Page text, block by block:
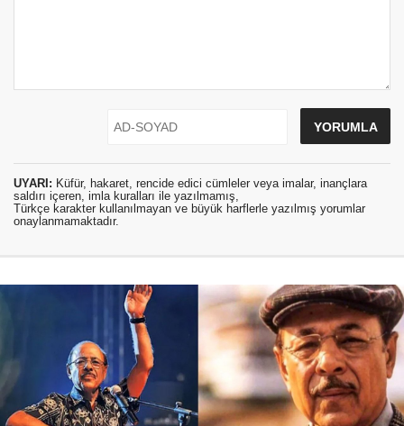
UYARI: Küfür, hakaret, rencide edici cümleler veya imalar, inançlara
saldırı içeren, imla kuralları ile yazılmamış,
Türkçe karakter kullanılmayan ve büyük harflerle yazılmış yorumlar
onaylanmamaktadır.